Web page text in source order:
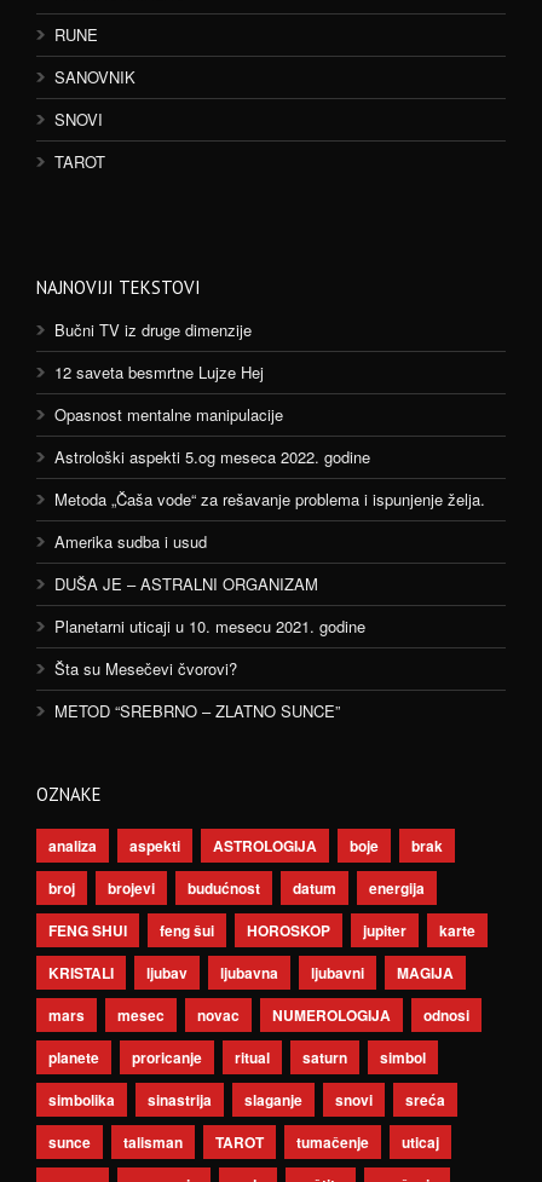
RUNE
SANOVNIK
SNOVI
TAROT
NAJNOVIJI TEKSTOVI
Bučni TV iz druge dimenzije
12 saveta besmrtne Lujze Hej
Opasnost mentalne manipulacije
Astrološki aspekti 5.og meseca 2022. godine
Metoda „Čaša vode“ za rešavanje problema i ispunjenje želja.
Amerika sudba i usud
DUŠA JE – ASTRALNI ORGANIZAM
Planetarni uticaji u 10. mesecu 2021. godine
Šta su Mesečevi čvorovi?
METOD “SREBRNO – ZLATNO SUNCE”
OZNAKE
analiza aspekti ASTROLOGIJA boje
brak
broj
brojevi budućnost datum
energija
FENG SHUI
feng šui HOROSKOP jupiter
karte
KRISTALI
ljubav ljubavna ljubavni
MAGIJA
mars
mesec novac NUMEROLOGIJA
odnosi
planete
proricanje ritual saturn
simbol
simbolika
sinastrija slaganje snovi
sreća
sunce
talisman TAROT tumačenje
uticaj